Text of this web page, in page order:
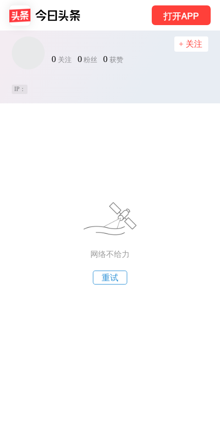
打开APP
0 关注 0 粉丝 0 获赞
+ 关注
IP：
网络不给力
重试